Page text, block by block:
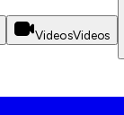
VideosVideos